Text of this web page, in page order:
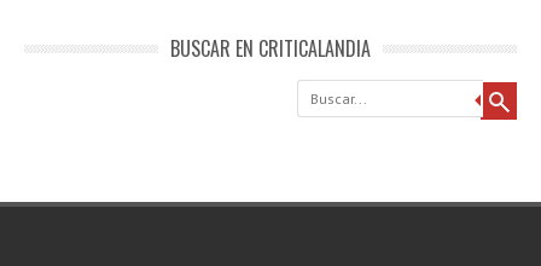
BUSCAR EN CRITICALANDIA
Buscar